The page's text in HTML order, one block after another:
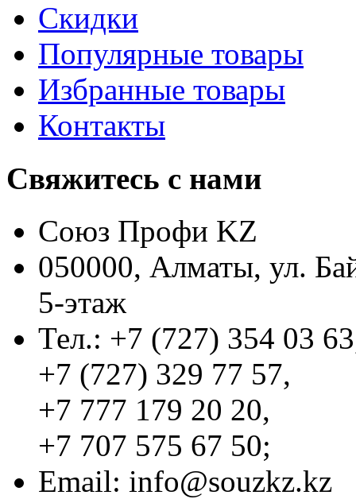
Скидки
Популярные товары
Избранные товары
Контакты
Свяжитесь с нами
Союз Профи KZ
050000, Алматы, ул.
5-этаж
Тел.: +7 (727) 354 03
+7 (727) 329 77 57,
+7 777 179 20 20,
+7 707 575 67 50;
Email: info@souzkz.kz